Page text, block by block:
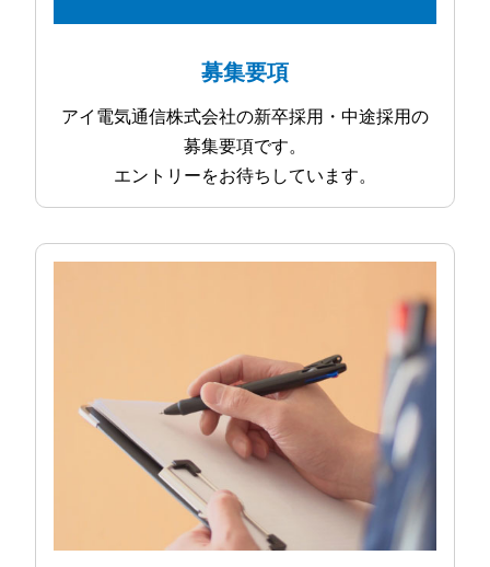
募集要項
アイ電気通信株式会社の新卒採用・中途採用の
募集要項です。
エントリーをお待ちしています。